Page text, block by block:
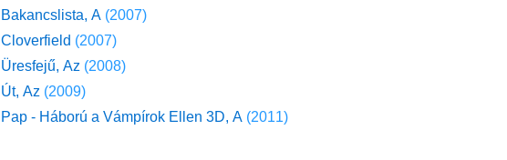
Bakancslista, A (2007)
Cloverfield (2007)
Üresfejű, Az (2008)
Út, Az (2009)
Pap - Háború a Vámpírok Ellen 3D, A (2011)